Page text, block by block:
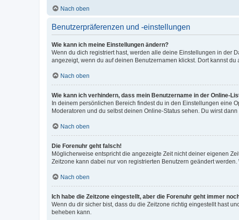
Nach oben
Benutzerpräferenzen und -einstellungen
Wie kann ich meine Einstellungen ändern?
Wenn du dich registriert hast, werden alle deine Einstellungen in der
angezeigt, wenn du auf deinen Benutzernamen klickst. Dort kannst du
Nach oben
Wie kann ich verhindern, dass mein Benutzername in der Online-
In deinem persönlichen Bereich findest du in den Einstellungen eine
Moderatoren und du selbst deinen Online-Status sehen. Du wirst
Nach oben
Die Forenuhr geht falsch!
Möglicherweise entspricht die angezeigte Zeit nicht deiner eigenen
Zeitzone kann dabei nur von registrierten Benutzern geändert
Nach oben
Ich habe die Zeitzone eingestellt, aber die Forenuhr geht immer
Wenn du dir sicher bist, dass du die Zeitzone richtig eingestellt hast
beheben kann.